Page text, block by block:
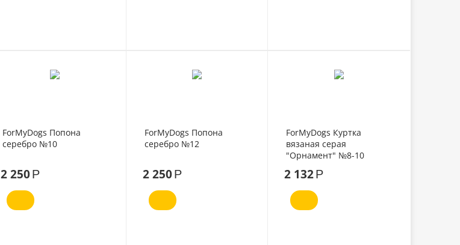
ForMyDogs Попона
серебро №10
2 250Р
ForMyDogs Попона
серебро №12
2 250 Р
ForMyDogs Куртка
вязаная серая
"Орнамент" №8-10
2 132Р